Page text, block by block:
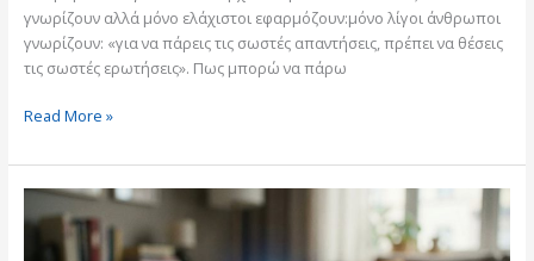
γνωρίζουν αλλά μόνο ελάχιστοι εφαρμόζουν:μόνο λίγοι άνθρωποι
γνωρίζουν: «για να πάρεις τις σωστές απαντήσεις, πρέπει να θέσεις
τις σωστές ερωτήσεις». Πως μπορώ να πάρω
Read More »
Τα
6
στάδια